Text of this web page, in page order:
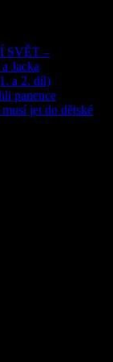
SVĚT –
Jacka
a 2. díl)
panence
jet do dětské